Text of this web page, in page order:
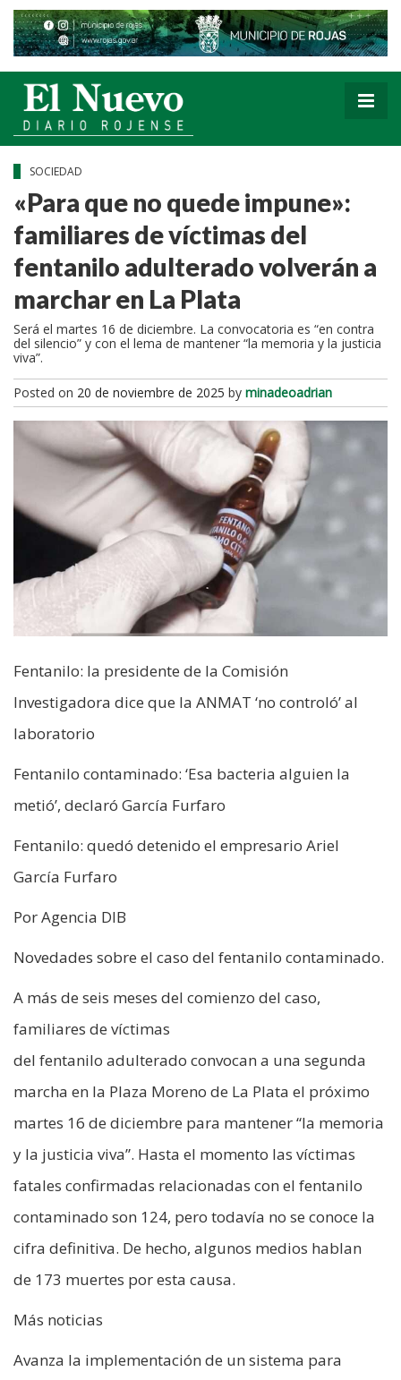
SOCIEDAD
«Para que no quede impune»:
familiares de víctimas del
fentanilo adulterado volverán a
marchar en La Plata
Será el martes 16 de diciembre. La convocatoria es “en contra
del silencio” y con el lema de mantener “la memoria y la justicia
viva”.
Posted on 20 de noviembre de 2025 by minadeoadrian
Fentanilo: la presidente de la Comisión
Investigadora dice que la ANMAT ‘no controló’ al
laboratorio
Fentanilo contaminado: ‘Esa bacteria alguien la
metió’, declaró García Furfaro
Fentanilo: quedó detenido el empresario Ariel
García Furfaro
Por Agencia DIB
Novedades sobre el caso del fentanilo contaminado.
A más de seis meses del comienzo del caso,
familiares de víctimas
del fentanilo adulterado convocan a una segunda
marcha en la Plaza Moreno de La Plata el próximo
martes 16 de diciembre para mantener “la memoria
y la justicia viva”. Hasta el momento las víctimas
fatales confirmadas relacionadas con el fentanilo
contaminado son 124, pero todavía no se conoce la
cifra definitiva. De hecho, algunos medios hablan
de 173 muertes por esta causa.
Más noticias
Avanza la implementación de un sistema para